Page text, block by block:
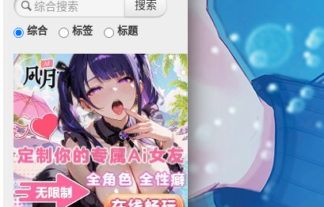
综合 标签 标题